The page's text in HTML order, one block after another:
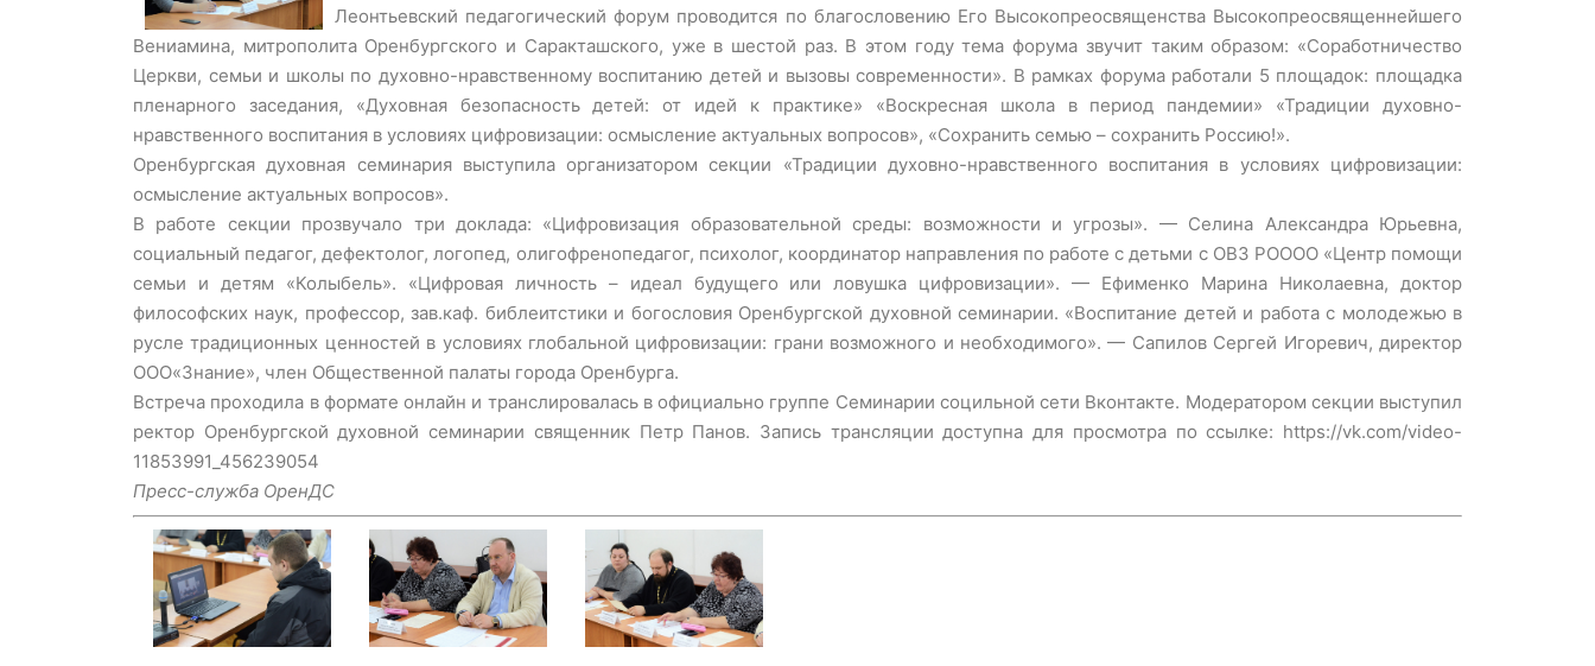
Леонтьевский педагогический форум проводится по благословению Его Высокопреосвященства Высокопреосвященнейшего
Вениамина, митрополита Оренбургского и Саракташского, уже в шестой раз. В этом году тема форума звучит таким образом: «Соработничество
Церкви, семьи и школы по духовно-нравственному воспитанию детей и вызовы современности». В рамках форума работали 5 площадок: площадка
пленарного заседания, «Духовная безопасность детей: от идей к практике» «Воскресная школа в период пандемии» «Традиции духовно-
нравственного воспитания в условиях цифровизации: осмысление актуальных вопросов», «Сохранить семью – сохранить Россию!».
Оренбургская духовная семинария выступила организатором секции «Традиции духовно-нравственного воспитания в условиях цифровизации:
осмысление актуальных вопросов».
В работе секции прозвучало три доклада: «Цифровизация образовательной среды: возможности и угрозы». — Селина Александра Юрьевна,
социальный педагог, дефектолог, логопед, олигофренопедагог, психолог, координатор направления по работе с детьми с ОВЗ РОООО «Центр помощи
семьи и детям «Колыбель». «Цифровая личность – идеал будущего или ловушка цифровизации». — Ефименко Марина Николаевна, доктор
философских наук, профессор, зав.каф. библеитстики и богословия Оренбургской духовной семинарии. «Воспитание детей и работа с молодежью в
русле традиционных ценностей в условиях глобальной цифровизации: грани возможного и необходимого». — Сапилов Сергей Игоревич, директор
ООО«Знание», член Общественной палаты города Оренбурга.
Встреча проходила в формате онлайн и транслировалась в официально группе Семинарии социльной сети Вконтакте. Модератором секции выступил
ректор Оренбургской духовной семинарии священник Петр Панов. Запись трансляции доступна для просмотра по ссылке: https://vk.com/video-
11853991_456239054
Пресс-служба ОренДС